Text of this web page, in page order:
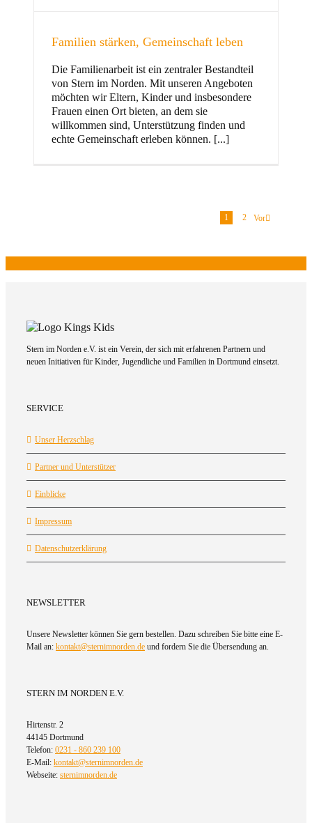
Familien stärken, Gemeinschaft leben
Die Familienarbeit ist ein zentraler Bestandteil
von Stern im Norden. Mit unseren Angeboten
möchten wir Eltern, Kinder und insbesondere
Frauen einen Ort bieten, an dem sie
willkommen sind, Unterstützung finden und
echte Gemeinschaft erleben können. [...]
1 2 Vor
Stern im Norden e.V. ist ein Verein, der sich mit erfahrenen Partnern und
neuen Initiativen für Kinder, Jugendliche und Familien in Dortmund einsetzt.
SERVICE
Unser Herzschlag
Partner und Unterstützer
Einblicke
Impressum
Datenschutzerklärung
NEWSLETTER
Unsere Newsletter können Sie gern bestellen. Dazu schreiben Sie bitte eine E-
Mail an: kontakt@sternimnorden.de und fordern Sie die Übersendung an.
STERN IM NORDEN E.V.
Hirtenstr. 2
44145 Dortmund
Telefon: 0231 - 860 239 100
E-Mail: kontakt@sternimnorden.de
Webseite: sternimnorden.de